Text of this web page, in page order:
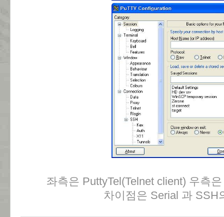
좌측은 PuttyTel(Telnet client) 우측
차이점은 Serial 과 SSH